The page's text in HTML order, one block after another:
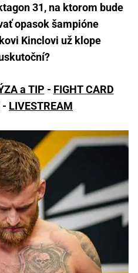
31, na ktorom bude
opasok šampióne
Kinclovi už klope
a TIP - FIGHT CARD
- LIVESTREAM